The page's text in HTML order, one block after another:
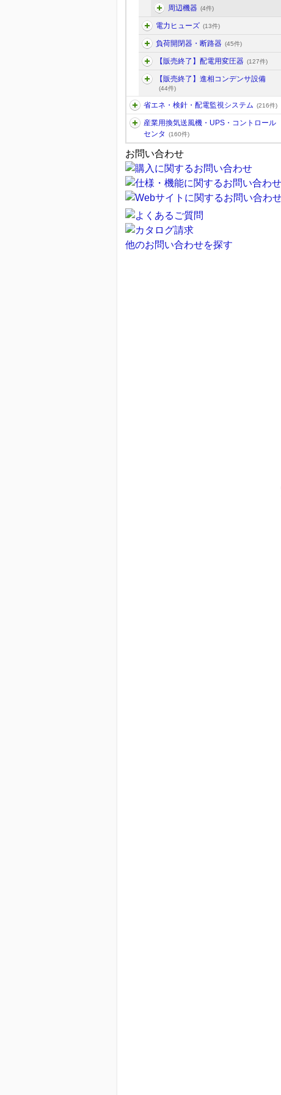
周辺機器 (4件)
電力ヒューズ (13件)
負荷開閉器・断路器 (45件)
【販売終了】配電用変圧器 (127件)
【販売終了】進相コンデンサ設備
(44件)
省エネ・検針・配電監視システム (216件)
産業用換気送風機・UPS・コントロール
センタ
(160件)
お問い合わせ
他のお問い合わせを探す